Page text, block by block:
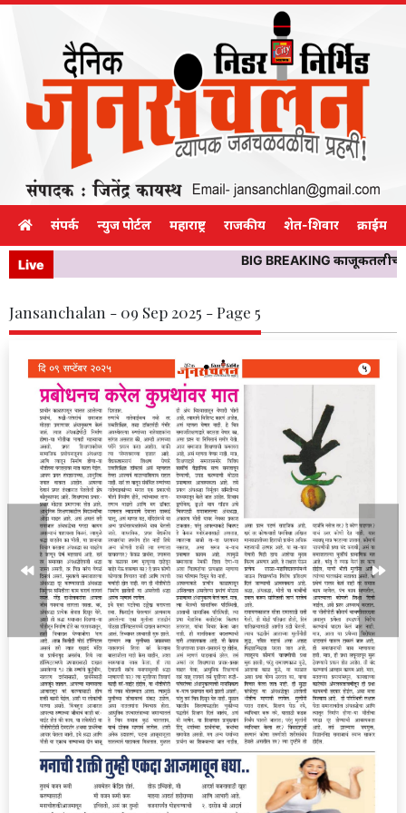
संपर्क न्युज पोर्टल महाराष्ट्र राजकीय शेत-शिवार क्राईम
Live BIG BREAKING काजूकतलीचा
Jansanchalan - 09 Sep 2025 - Page 5